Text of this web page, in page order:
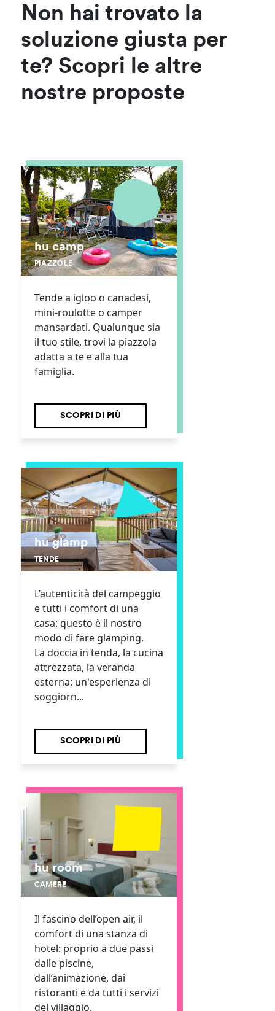
Non hai trovato la
soluzione giusta per
te? Scopri le altre
nostre proposte
hu camp
PIAZZOLE
Tende a igloo o canadesi,
mini-roulotte o camper
mansardati. Qualunque sia
il tuo stile, trovi la piazzola
adatta a te e alla tua
famiglia.
SCOPRI DI PIÙ
hu glamp
TENDE
L’autenticità del campeggio
e tutti i comfort di una
casa: questo è il nostro
modo di fare glamping.
La doccia in tenda, la cucina
attrezzata, la veranda
esterna: un'esperienza di
soggiorn...
SCOPRI DI PIÙ
hu room
CAMERE
Il fascino dell’open air, il
comfort di una stanza di
hotel: proprio a due passi
dalle piscine,
dall’animazione, dai
ristoranti e da tutti i servizi
del villaggio.